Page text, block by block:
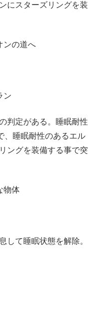
にスターズリングを装
ンの道へ
ン
判定がある。睡眠耐性
、睡眠耐性のあるエル
ングを装備する事で突
物体
して睡眠状態を解除。